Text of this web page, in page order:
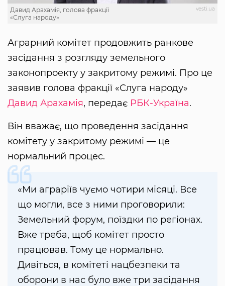
vesti.ua
Давид Арахамія, голова фракції
«Слуга народу»
Аграрний комітет продовжить ранкове
засідання з розгляду земельного
законопроекту у закритому режимі. Про це
заявив голова фракції «Слуга народу»
Давид Арахамія, передає РБК-Україна.
Він вважає, що проведення засідання
комітету у закритому режимі — це
нормальний процес.
«Ми аграріїв чуємо чотири місяці. Все
що могли, все з ними проговорили:
Земельний форум, поїздки по регіонах.
Вже треба, щоб комітет просто
працював. Тому це нормально.
Дивіться, в комітеті нацбезпеки та
оборони в нас було вже три засідання